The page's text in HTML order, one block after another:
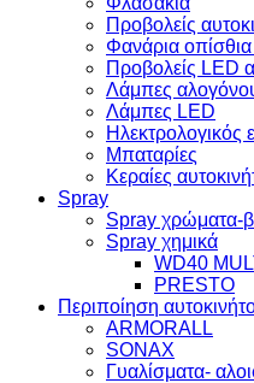
Προβολείς
Φανάρια οπίσθια
Προβολείς LED
Λάμπες
Λάμπες LED
Ηλεκτρολογικός
Μπαταρίες
Κεραίες
Spray
Spray χρώματα-
Spray χημικά
WD40
PRESTO
Περιποίηση
ARMORALL
SONAX
Γυαλίσματα-